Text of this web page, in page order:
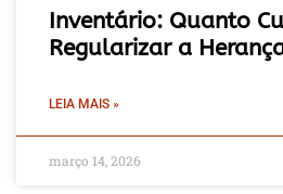
Inventário: Quanto
Regularizar a
LEIA MAIS »
março 14, 2026